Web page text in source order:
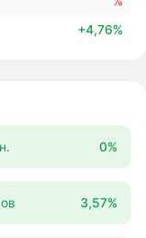
+4,76%
0%
3,57%